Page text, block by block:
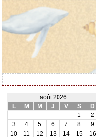
août 2026
L
M M J V S
D
1
2
3
4 5 6 7 8
9
10
11 12 13 14 15
16